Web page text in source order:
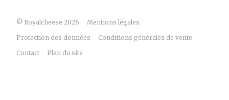
© Royalcheese 2026
Mentions légales
Protection des données
Conditions générales de vente
Contact
Plan du site